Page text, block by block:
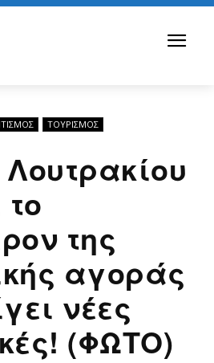
ΤΟΥΡΙΣΜΟΣ
το
της
αγοράς
νέες
(ΦΩΤΟ)